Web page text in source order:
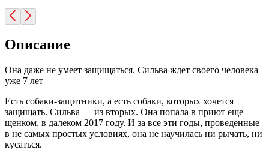
Описание
Она даже не умеет защищаться. Сильва ждет своего человека
уже 7 лет
Есть собаки-защитники, а есть собаки, которых хочется
защищать. Сильва — из вторых. Она попала в приют еще
щенком, в далеком 2017 году. И за все эти годы, проведенные
в не самых простых условиях, она не научилась ни рычать, ни
кусаться.